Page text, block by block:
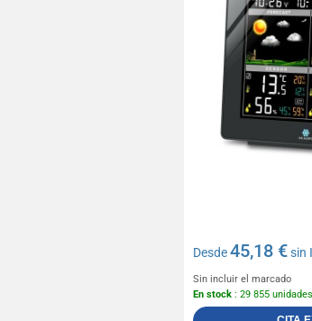
Desde45,18 €sin
Sin incluir el marcado
En stock : 29 855 unidades